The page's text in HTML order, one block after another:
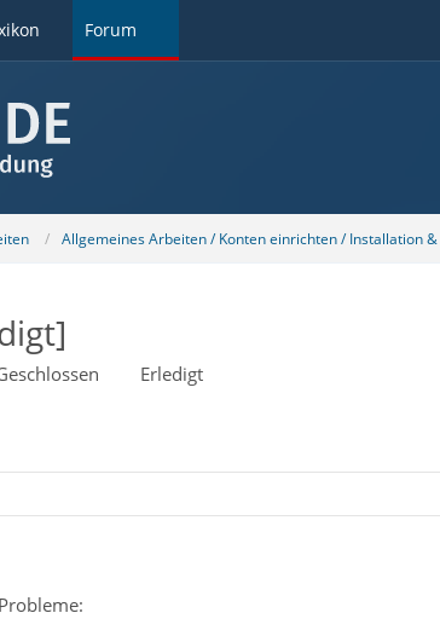
Forum
Allgemeines Arbeiten / Konten einrichten / Installation
Erledigt